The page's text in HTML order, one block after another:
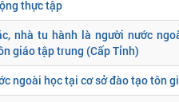
thực tập
nhà tu hành là người nước
giáo tập trung (Cấp Tỉnh)
ngoài học tại cơ sở đào tạo tôn